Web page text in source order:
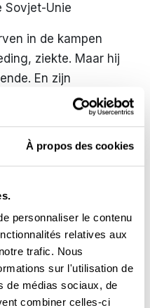
À propos des cookies
personnaliser le contenu
relatives aux
trafic. Nous
sur l'utilisation de
de médias sociaux, de
combiner celles-ci
Sovjet-Unie
in de kampen
ziekte. Maar hij
En zijn
wel nooit weten
een einde aan
noteerden de
of burial. Gun Shot
1945 in
Harz, tussen
amper 500